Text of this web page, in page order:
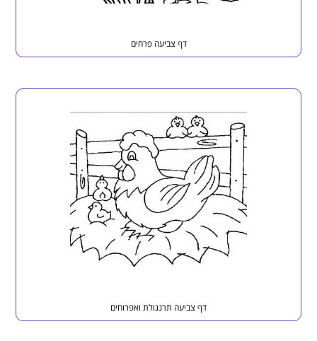
דף צביעה פרחים
דף צביעה תרנגולת ואפרוחים